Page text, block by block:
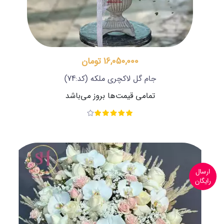
16,050,000 تومان
جام گل لاکچری ملکه (کد:74)
تمامی قیمت‌ها بروز می‌باشد
ارسال
رایگان